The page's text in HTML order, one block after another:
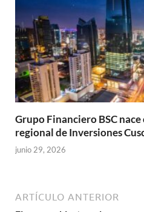
Grupo Financiero BSC
regional de Inversiones
junio 29, 2026
ARTÍCULO ANTERIOR